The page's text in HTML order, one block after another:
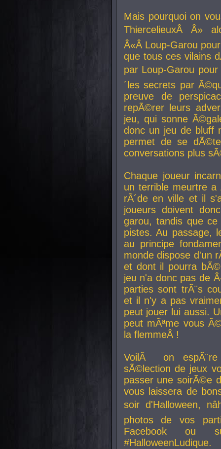
Mais pourquoi on
ThiercelieuxÂ Â»
Â«Â Loup-Garou
que tous ces vilains
par Loup-Garou
´les secrets par
preuve de
repÃ©rer leurs
jeu, qui sonne
donc un jeu de bluff
permet de se
conversations plus
Chaque joueur
un terrible meurtre
rÃ´de en ville et il
joueurs doivent
garou, tandis que
pistes. Au passage,
au principe
monde dispose d'un
et dont il pourra
jeu n'a donc pas de
parties sont trÃ¨s
et il n'y a pas
peut jouer lui aussi.
peut mÃªme vous
la flemmeÂ !
VoilÃ on
sÃ©lection de jeux
passer une soirÃ©e
vous laissera de
soir d'Halloween,
photos de vos
Facebook ou
#HalloweenLudique.